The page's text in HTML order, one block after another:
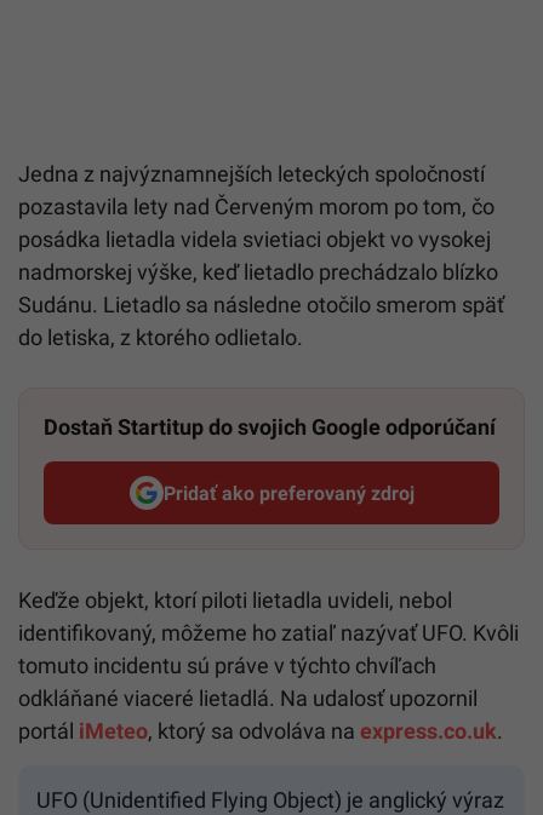
Jedna z najvýznamnejších leteckých spoločností
pozastavila lety nad Červeným morom po tom, čo
posádka lietadla videla svietiaci objekt vo vysokej
nadmorskej výške, keď lietadlo prechádzalo blízko
Sudánu. Lietadlo sa následne otočilo smerom späť
do letiska, z ktorého odlietalo.
Dostaň Startitup do svojich Google odporúčaní
Pridať ako preferovaný zdroj
Startitup, odkaz sa otvorí v
Keďže objekt, ktorí piloti lietadla uvideli, nebol
identifikovaný, môžeme ho zatiaľ nazývať UFO. Kvôli
tomuto incidentu sú práve v týchto chvíľach
odkláňané viaceré lietadlá. Na udalosť upozornil
portál iMeteo, ktorý sa odvoláva na express.co.uk.
UFO (Unidentified Flying Object) je anglický výraz